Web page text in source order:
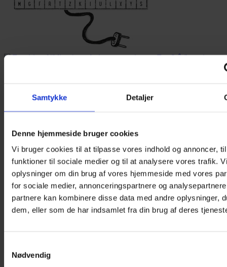
Samtykke Detaljer
Denne hjemmeside bruger cookies
Vi bruger cookies til at tilpasse vores indhold og annoncer,
funktioner til sociale medier og til at analysere vores trafik.
oplysninger om din brug af vores hjemmeside med vores
for sociale medier, annonceringspartnere og
partnere kan kombinere disse data med andre oplysninger,
dem, eller som de har indsamlet fra din brug af deres
Nødvendig
Min sjove ferie-opgavebog – Fra 8 år
59,95kr.Den
oprindelige
pris
var:
59,95 kr..
49,95kr. Den
aktuelle
pris
er:
49,95 kr..
Over 80 sjove og lærerige opgaver til børn fra 8 år – perfekt til
ferien, bilturen eller en skærmfri regnvejrsdag.
ferie-
Varenummer (SKU):